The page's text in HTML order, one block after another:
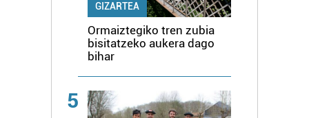
GIZARTEA
Ormaiztegiko tren zubia
bisitatzeko aukera dago
bihar
5